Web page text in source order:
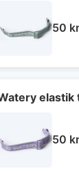
50
elastik
50